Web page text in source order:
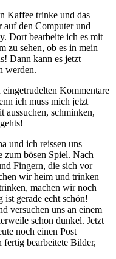
Kaffee trinke und das
den Computer und
Dort bearbeite ich es mit
zu sehen, ob es in mein
Dann kann es jetzt
werden.
Kommentare
ich muss mich jetzt
aussuchen, schminken,
und ich reissen uns
zum bösen Spiel. Nach
Fingern, die sich vor
wir heim und trinken
machen wir noch
gerade echt schön!
versuchen uns an einem
schon dunkel. Jetzt
noch einen Post
fertig bearbeitete Bilder,